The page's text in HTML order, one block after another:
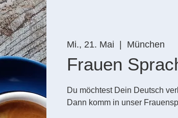
Mi., 21. Mai München
Frauen
Du möchtest Dein Deutsch
Dann komm in unser